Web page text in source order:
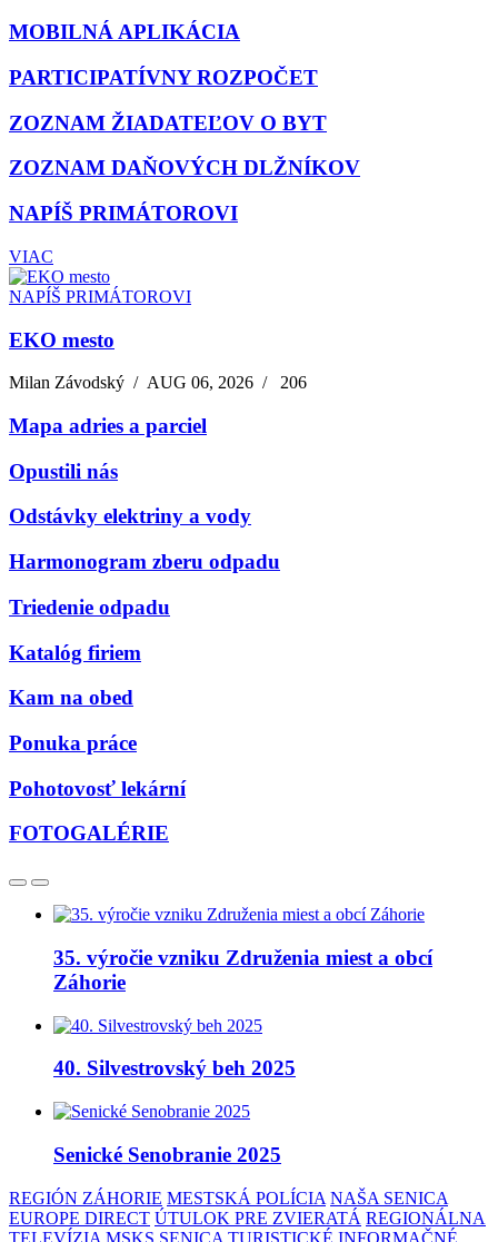
MOBILNÁ APLIKÁCIA
PARTICIPATÍVNY ROZPOČET
ZOZNAM ŽIADATEĽOV O BYT
ZOZNAM DAŇOVÝCH DLŽNÍKOV
NAPÍŠ PRIMÁTOROVI
VIAC
NAPÍŠ PRIMÁTOROVI
EKO mesto
Milan Závodský /AUG 06, 2026 / 206
Mapa adries a parciel
Opustili nás
Odstávky elektriny a vody
Harmonogram zberu odpadu
Triedenie odpadu
Katalóg firiem
Kam na obed
Ponuka práce
Pohotovosť lekární
FOTOGALÉRIE
35. výročie vzniku Združenia miest a obcí
Záhorie
40. Silvestrovský beh 2025
Senické Senobranie 2025
REGIÓN ZÁHORIE MESTSKÁ POLÍCIA NAŠA SENICA
EUROPE DIRECT ÚTULOK PRE ZVIERATÁ REGIONÁLNA
TELEVÍZIA MSKS SENICA TURISTICKÉ INFORMAČNÉ